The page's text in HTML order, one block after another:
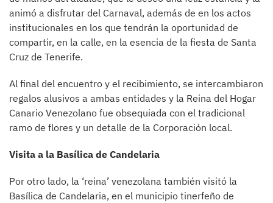
animó a disfrutar del Carnaval, además de en los actos
institucionales en los que tendrán la oportunidad de
compartir, en la calle, en la esencia de la fiesta de Santa
Cruz de Tenerife.
Al final del encuentro y el recibimiento, se intercambiaron
regalos alusivos a ambas entidades y la Reina del Hogar
Canario Venezolano fue obsequiada con el tradicional
ramo de flores y un detalle de la Corporación local.
Visita a la Basílica de Candelaria
Por otro lado, la ‘reina’ venezolana también visitó la
Basílica de Candelaria, en el municipio tinerfeño de